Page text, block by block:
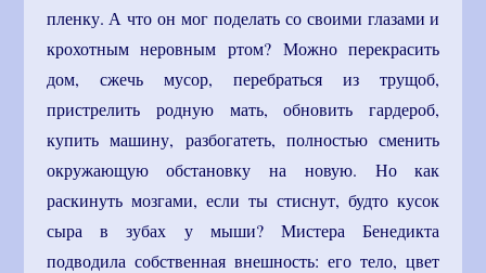
пленку. А что он мог поделать со своими глазами и
крохотным неровным ртом? Можно перекрасить
дом, сжечь мусор, перебраться из трущоб,
пристрелить родную мать, обновить гардероб,
купить машину, разбогатеть, полностью сменить
окружающую обстановку на новую. Но как
раскинуть мозгами, если ты стиснут, будто кусок
сыра в зубах у мыши? Мистера Бенедикта
подводила собственная внешность: его тело, цвет